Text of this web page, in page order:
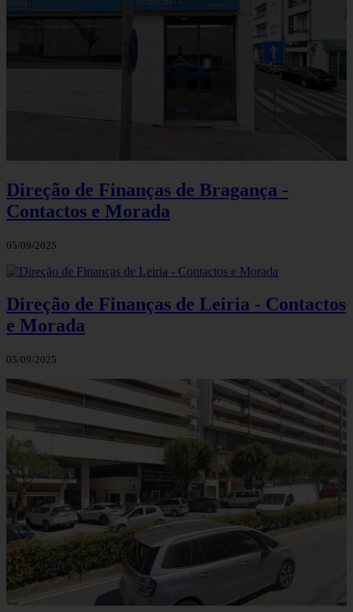
Direção de Finanças de Bragança -
Contactos e Morada
05/09/2025
Direção de Finanças de Leiria - Contactos
e Morada
05/09/2025